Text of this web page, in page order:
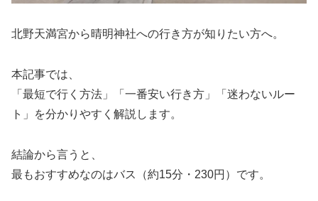
北野天満宮から晴明神社への行き方が知りたい方へ。
本記事では、
「最短で行く方法」「一番安い行き方」「迷わないルー
ト」を分かりやすく解説します。
結論から言うと、
最もおすすめなのはバス（約15分・230円）です。